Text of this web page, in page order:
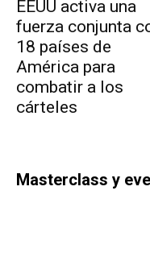
EEUU activa una
fuerza conjunta
18 países de
América para
combatir a los
cárteles
Masterclass y